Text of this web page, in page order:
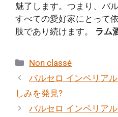
魅了します。つまり、バ
すべての愛好家にとって
肢であり続けます。 ラム
カ
テ
リ
ー
Non classé
バルセロ インペリア
しみを発見?
バルセロ インペリア